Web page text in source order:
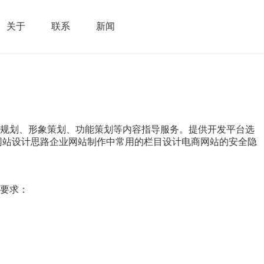
关于 联系 新闻
划、形象策划、功能策划等内容指导服务。提供开发平台选
设计思路企业网站制作中常用的栏目设计电商网站的安全隐
求：